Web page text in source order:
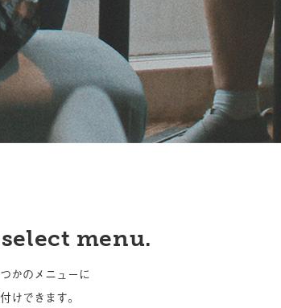
menu.
かのメニューに
けできます。